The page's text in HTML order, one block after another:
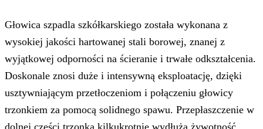
Głowica szpadla szkółkarskiego została wykonana z
wysokiej jakości hartowanej stali borowej, znanej z
wyjątkowej odporności na ścieranie i trwałe odkształcenia.
Doskonale znosi duże i intensywną eksploatację, dzięki
usztywniającym przetłoczeniom i połączeniu głowicy
trzonkiem za pomocą solidnego spawu. Przepłaszczenie w
dolnej części trzonka kilkukrotnie wydłuża żywotność